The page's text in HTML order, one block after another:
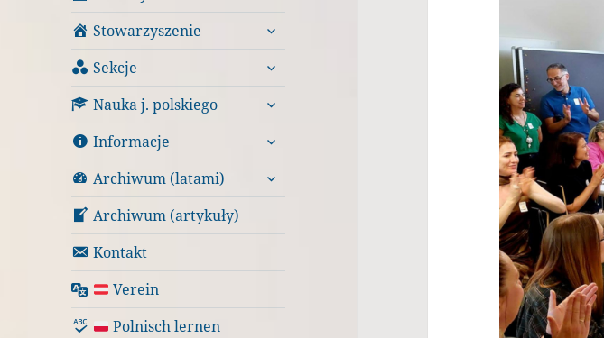
Stowarzyszenie
rozwiń
menu
potomne
Sekcje
rozwiń
menu
potomne
Nauka j. polskiego
rozwiń
menu
potomne
Informacje
rozwiń
menu
potomne
Archiwum (latami)
rozwiń
menu
Archiwum (artykuły)
Kontakt
Verein
Polnisch lernen